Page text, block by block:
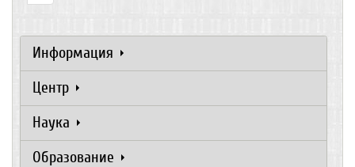
Информация
Центр
Наука
Образование